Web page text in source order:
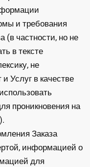
и требования
(в частности, но не
в тексте
не
Услуг в качестве
проникновения на
Заказа
информацией о
для